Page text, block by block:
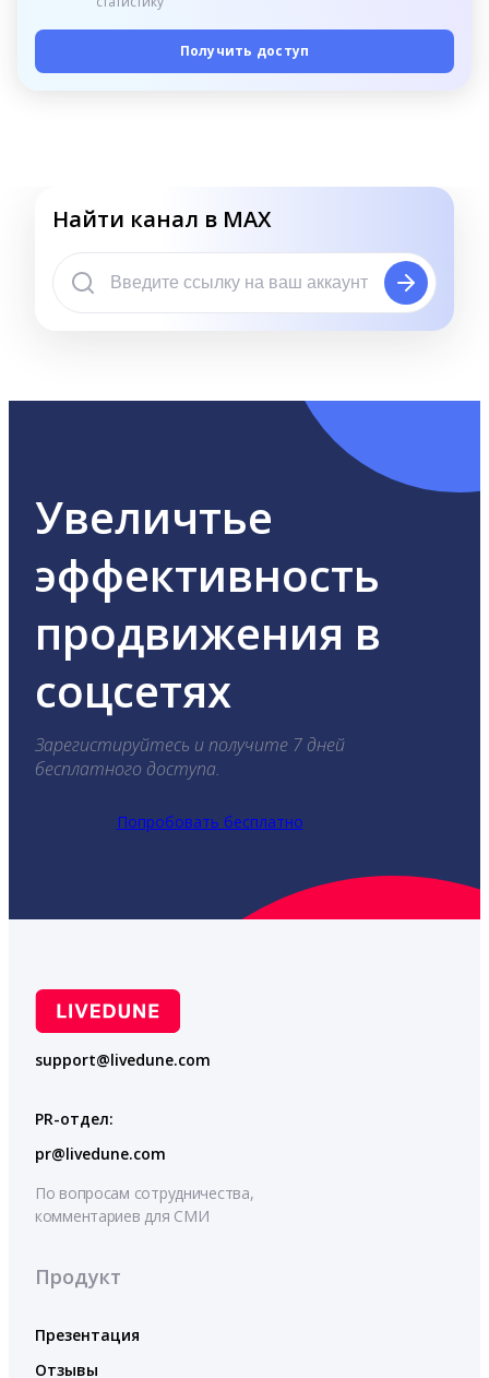
Получить доступ
Найти канал в MAX
Увеличтье
эффективность
продвижения в
соцсетях
Зарегистируйтесь и получите 7 дней
бесплатного доступа.
Попробовать бесплатно
support@livedune.com
PR-отдел:
pr@livedune.com
По вопросам сотрудничества,
комментариев для СМИ
Продукт
Презентация
Отзывы